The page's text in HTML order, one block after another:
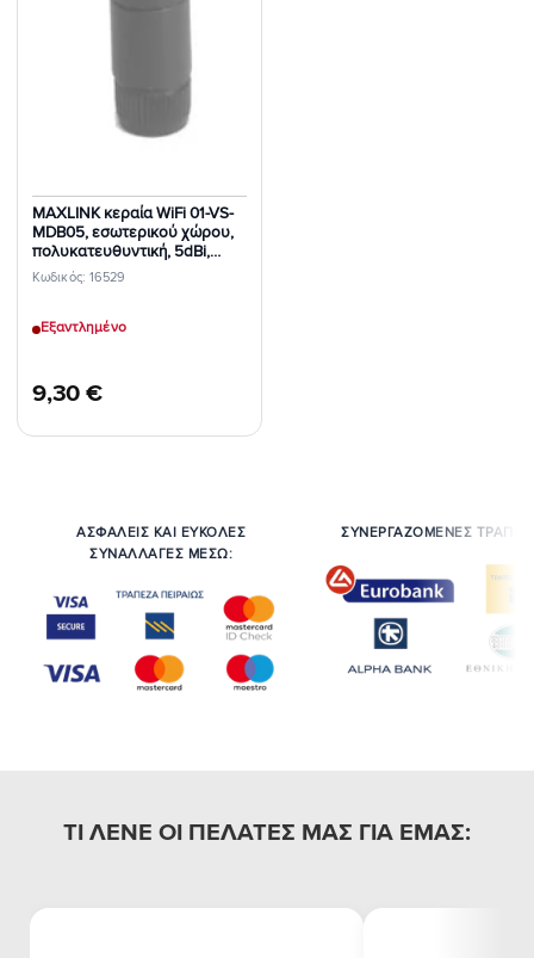
Κωδικός: 16529
MAXLINK κεραία WiFi 01-VS-
MDB05, εσωτερικού χώρου,
πολυκατευθυντική, 5dBi,
2.4GHz, RSMA
9,30 €
Εξαντλημένο
ΑΣΦΑΛΕΙΣ ΚΑΙ ΕΥΚΟΛΕΣ
ΣΥΝΑΛΛΑΓΕΣ ΜΕΣΩ:
ΣΥΝΕΡΓΑΖΟΜΕΝΕΣ
ΤΙ ΛΕΝΕ ΟΙ ΠΕΛΑΤΕΣ ΜΑΣ ΓΙΑ ΕΜΑΣ: